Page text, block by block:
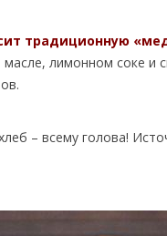
традиционную
лимонном соке и
– всему голова!